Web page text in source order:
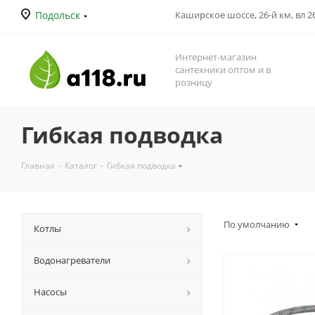
Подольск Каширское шоссе, 26-й км, вл
Интернет-магазин
сантехники оптом и в
розницу
Гибкая подводка
Главная - Каталог - Гибкая подводка
По умолчанию
Котлы
Водонагреватели
Насосы